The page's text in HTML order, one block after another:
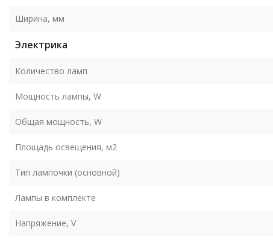
Ширина, мм
Электрика
Количество ламп
Мощность лампы, W
Общая мощность, W
Площадь освещения, м2
Тип лампочки (основной)
Лампы в комплекте
Напряжение, V